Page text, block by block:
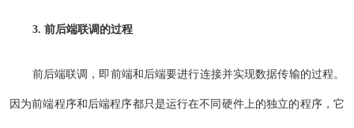
3. 前后端联调的过程
前后端联调，即前端和后端要进行连接并实现数据传输的过程。
因为前端程序和后端程序都只是运行在不同硬件上的独立的程序，它